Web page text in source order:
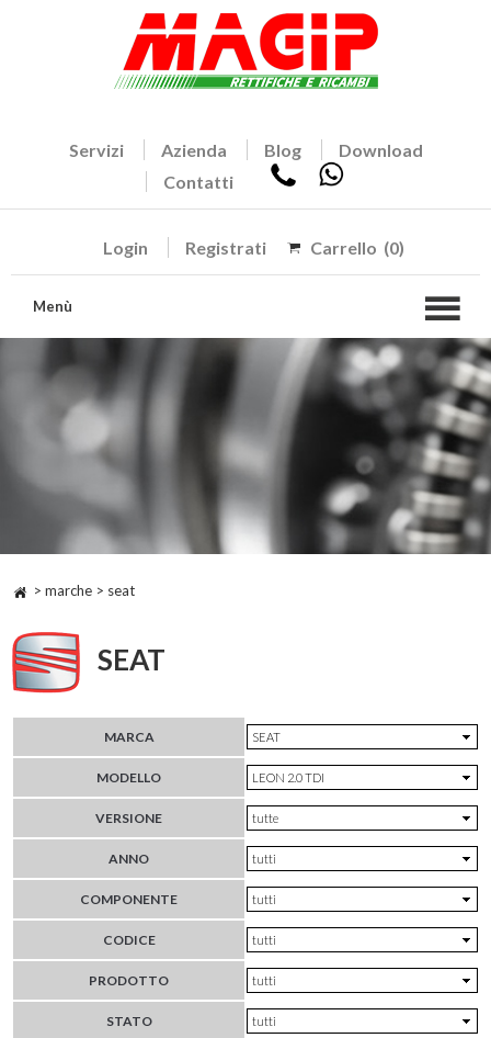
Servizi Azienda Blog
Download
Contatti
Login Registrati Carrello (0)
Menù
> marche > seat
SEAT
MARCA
MODELLO
VERSIONE
ANNO
COMPONENTE
CODICE
PRODOTTO
STATO